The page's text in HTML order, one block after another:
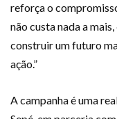
reforça o
não custa nada a
construir um futuro
ação.”
A campanha é uma